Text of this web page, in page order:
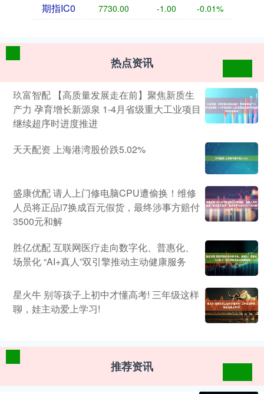
期指IC0 7730.00 -1.00 -0.01%
热点资讯
玖富智配 【高质量发展走在前】聚焦新质生
产力 孕育增长新源泉 1-4月省级重大工业项目
继续超序时进度推进
天天配资 上海港湾股价跌5.02%
盛康优配 请人上门修电脑CPU遭偷换！维修
人员将正品i7换成百元假货，最终涉事方赔付
3500元和解
胜亿优配 互联网医疗走向数字化、普惠化、
场景化 “AI+真人”双引擎推动主动健康服务
星火牛 别等孩子上初中才懂高考! 三年级这样
聊，娃主动爱上学习!
推荐资讯